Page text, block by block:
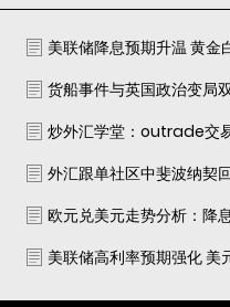
美联储降息预期升温 黄金
货船事件与英国政治变局
炒外汇学堂：outrade交
外汇跟单社区中斐波纳契
欧元兑美元走势分析：降
美联储高利率预期强化 美